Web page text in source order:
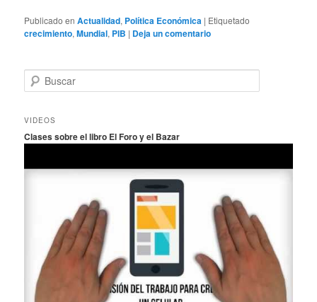
Publicado en Actualidad, Política Económica | Etiquetado
crecimiento,Mundial, PIB | Deja un comentario
u
c
r
VIDEOS
Clases sobre el libro El Foro y el Bazar